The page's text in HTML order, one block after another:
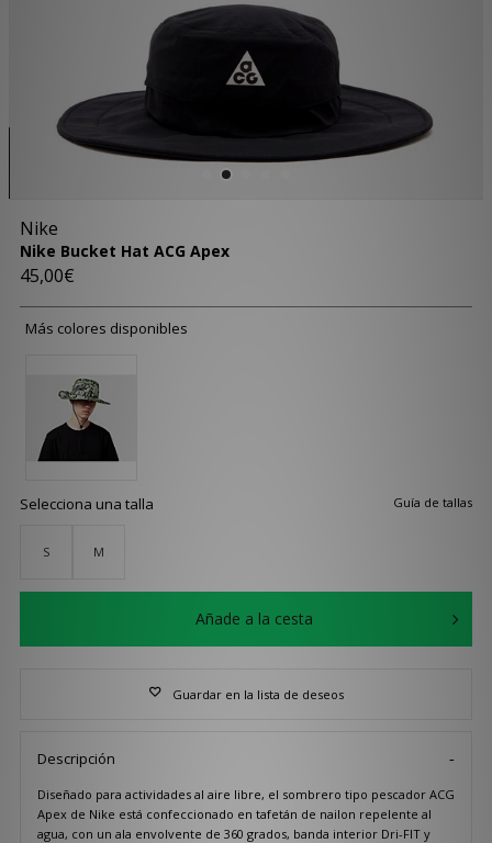
Nike
Nike Bucket Hat ACG Apex
45,00€
Más colores disponibles
Guía de tallas
Selecciona una talla
S M
Añade a la cesta
Guardar en la lista de deseos
Descripción
Diseñado para actividades al aire libre, el sombrero tipo pescador ACG
Apex de Nike está confeccionado en tafetán de nailon repelente al
agua, con un ala envolvente de 360 grados, banda interior Dri-FIT y